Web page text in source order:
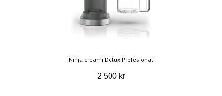
Ninja creami Delux Profesional
2 500 kr